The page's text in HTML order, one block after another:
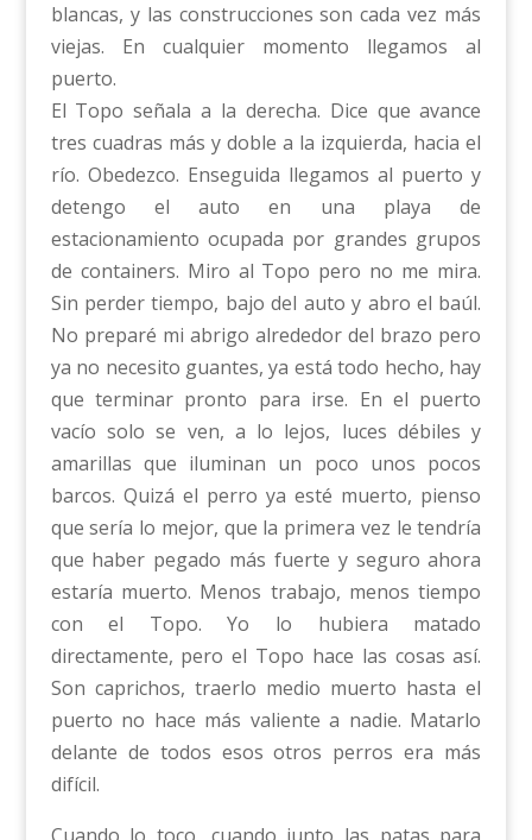
blancas, y las construcciones son cada vez más
viejas. En cualquier momento llegamos al
puerto.
El Topo señala a la derecha. Dice que avance
tres cuadras más y doble a la izquierda, hacia el
río. Obedezco. Enseguida llegamos al puerto y
detengo el auto en una playa de
estacionamiento ocupada por grandes grupos
de containers. Miro al Topo pero no me mira.
Sin perder tiempo, bajo del auto y abro el baúl.
No preparé mi abrigo alrededor del brazo pero
ya no necesito guantes, ya está todo hecho, hay
que terminar pronto para irse. En el puerto
vacío solo se ven, a lo lejos, luces débiles y
amarillas que iluminan un poco unos pocos
barcos. Quizá el perro ya esté muerto, pienso
que sería lo mejor, que la primera vez le tendría
que haber pegado más fuerte y seguro ahora
estaría muerto. Menos trabajo, menos tiempo
con el Topo. Yo lo hubiera matado
directamente, pero el Topo hace las cosas así.
Son caprichos, traerlo medio muerto hasta el
puerto no hace más valiente a nadie. Matarlo
delante de todos esos otros perros era más
difícil.